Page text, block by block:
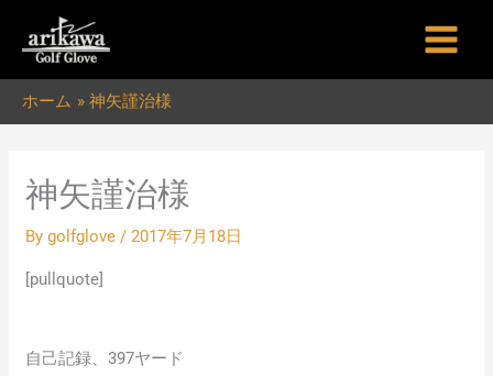
ホーム 神矢謹治様
神矢謹治様
Bygolfglove/2017年7月18日
[pullquote]
自己記録、397ヤード